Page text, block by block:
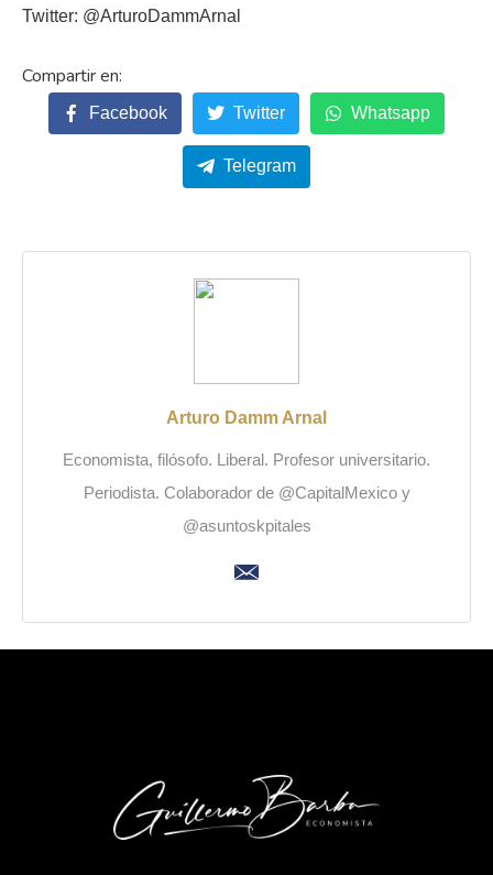
Twitter: @ArturoDammArnal
Facebook Twitter Whatsapp
Telegram
Arturo Damm Arnal
Economista, filósofo. Liberal. Profesor universitario.
Periodista. Colaborador de @CapitalMexico y
@asuntoskpitales